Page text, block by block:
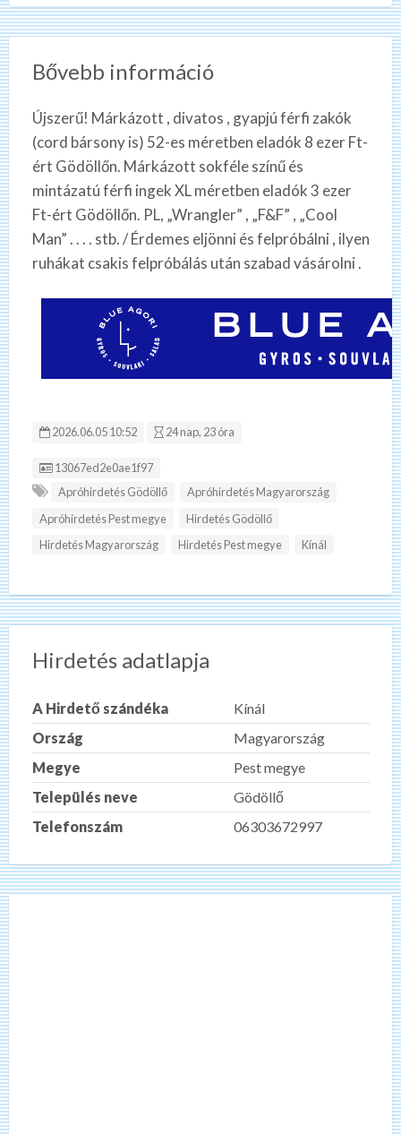
Bővebb információ
Újszerű! Márkázott , divatos , gyapjú férfi zakók
(cord bársony is) 52-es méretben eladók 8 ezer Ft-
ért Gödöllőn. Márkázott sokféle színű és
mintázatú férfi ingek XL méretben eladók 3 ezer
Ft-ért Gödöllőn. PL, „Wrangler” , „F&F” , „Cool
Man” . . . . stb. / Érdemes eljönni és felpróbálni , ilyen
ruhákat csakis felpróbálás után szabad vásárolni .
2026.06.05 10:52 24 nap, 23 óra
Hirdetés ID:
13067ed2e0ae1f97
Apróhirdetés Gödöllő
Apróhirdetés Magyarország
Apróhirdetés Pest megye
Hirdetés Gödöllő
Hirdetés Magyarország
Hirdetés Pest megye Kínál
Hirdetés adatlapja
A Hirdető szándéka
Kínál
Ország
Magyarország
Megye
Pest megye
Település neve
Gödöllő
Telefonszám
06303672997